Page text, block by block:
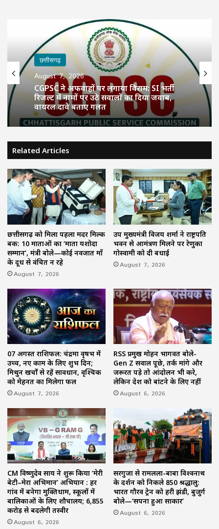
छत्तीसगढ़
August 7, 2026
CGPSC ने अफवाहों पर लगाया विराम: SI भर्ती
रिजल्ट में नामों पर उठे सवालों का दिया जवाब,
वायरल दावे बताए गलत
Related Articles
छत्तीसगढ़ को मिला पहला मदर मिल्क
बैंक: 10 माताओं का ‘माता यशोदा
सम्मान’, मंत्री बोले—कोई नवजात माँ
के दूध से वंचित न रहे
August 7, 2026
उप मुख्यमंत्री विजय शर्मा ने राष्ट्रपति
भवन से आमंत्रण मिलने पर रेणुका
गोस्वामी को दी बधाई
August 7, 2026
07 अगस्त राशिफल: चंद्रमा वृषभ में
उच्च, नए काम के लिए शुभ दिन;
मिथुन खर्चों से रहें सावधान, वृश्चिक
को मेहनत का मिलेगा फल
August 7, 2026
RSS प्रमुख मोहन भागवत बोले-
Gen Z सवाल पूछे, तर्क मांगे और
जरूरत पड़े तो आंदोलन भी करे,
लेकिन देश को बांटने के लिए नहीं
August 6, 2026
CM विष्णुदेव साय ने शुरू किया ‘मेरी
बेटी–मेरा अभिमान’ अभियान : हर
गांव में बनेगा मुक्तिधाम, स्कूलों में
बालिकाओं के लिए शौचालय; 6,855
करोड़ से बदलेगी तस्वीर
August 6, 2026
सरगुजा से रामलला-बाबा विश्वनाथ
के दर्शन को निकले 850 श्रद्धालु:
भारत गौरव ट्रेन को हरी झंडी, बुजुर्ग
बोले—‘सपना हुआ साकार’
August 6, 2026